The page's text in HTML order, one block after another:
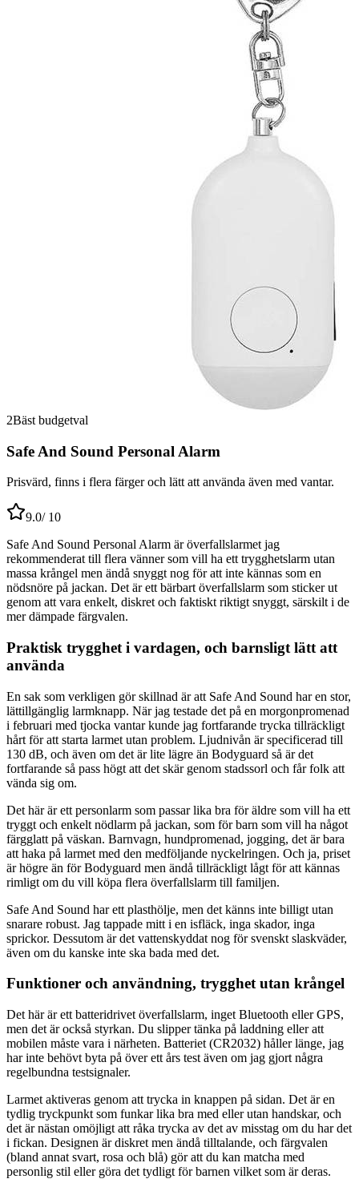
2Bäst budgetval
Safe And Sound Personal Alarm
Prisvärd, finns i flera färger och lätt att använda även med vantar.
9.0/ 10
Safe And Sound Personal Alarm är överfallslarmet jag
rekommenderat till flera vänner som vill ha ett trygghetslarm utan
massa krångel men ändå snyggt nog för att inte kännas som en
nödsnöre på jackan. Det är ett bärbart överfallslarm som sticker ut
genom att vara enkelt, diskret och faktiskt riktigt snyggt, särskilt i de
mer dämpade färgvalen.
Praktisk trygghet i vardagen, och barnsligt lätt att
använda
En sak som verkligen gör skillnad är att Safe And Sound har en stor,
lättillgänglig larmknapp. När jag testade det på en morgonpromenad
i februari med tjocka vantar kunde jag fortfarande trycka tillräckligt
hårt för att starta larmet utan problem. Ljudnivån är specificerad till
130 dB, och även om det är lite lägre än Bodyguard så är det
fortfarande så pass högt att det skär genom stadssorl och får folk att
vända sig om.
Det här är ett personlarm som passar lika bra för äldre som vill ha ett
tryggt och enkelt nödlarm på jackan, som för barn som vill ha något
färgglatt på väskan. Barnvagn, hundpromenad, jogging, det är bara
att haka på larmet med den medföljande nyckelringen. Och ja, priset
är högre än för Bodyguard men ändå tillräckligt lågt för att kännas
rimligt om du vill köpa flera överfallslarm till familjen.
Safe And Sound har ett plasthölje, men det känns inte billigt utan
snarare robust. Jag tappade mitt i en isfläck, inga skador, inga
sprickor. Dessutom är det vattenskyddat nog för svenskt slaskväder,
även om du kanske inte ska bada med det.
Funktioner och användning, trygghet utan krångel
Det här är ett batteridrivet överfallslarm, inget Bluetooth eller GPS,
men det är också styrkan. Du slipper tänka på laddning eller att
mobilen måste vara i närheten. Batteriet (CR2032) håller länge, jag
har inte behövt byta på över ett års test även om jag gjort några
regelbundna testsignaler.
Larmet aktiveras genom att trycka in knappen på sidan. Det är en
tydlig tryckpunkt som funkar lika bra med eller utan handskar, och
det är nästan omöjligt att råka trycka av det av misstag om du har det
i fickan. Designen är diskret men ändå tilltalande, och färgvalen
(bland annat svart, rosa och blå) gör att du kan matcha med
personlig stil eller göra det tydligt för barnen vilket som är deras.